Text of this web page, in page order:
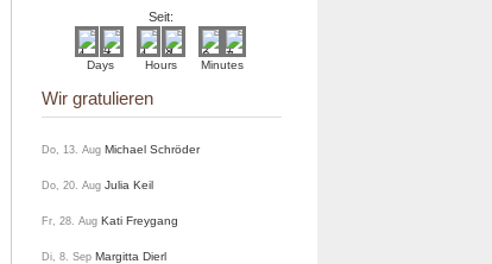
Seit:
Days Hours Minutes
Wir gratulieren
Do, 13. Aug Michael Schröder
Do, 20. Aug Julia Keil
Fr, 28. Aug Kati Freygang
Di, 8. Sep Margitta Dierl